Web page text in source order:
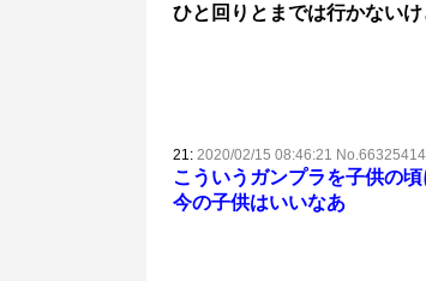
ひと回りとまでは行かない
21: 2020/02/15 08:46:21
こういうガンプラを子供の
今の子供はいいなあ